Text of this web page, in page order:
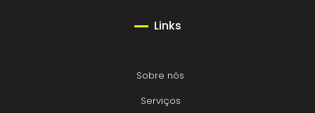
Links
Sobre nós
Serviços